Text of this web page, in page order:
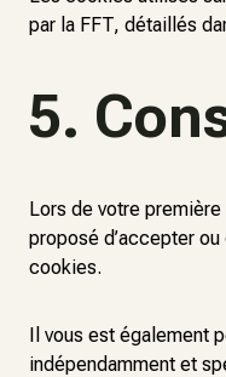
par la FFT, détaillés
5.
Lors de votre
proposé d’accepter
cookies.
Il vous est également
indépendamment et